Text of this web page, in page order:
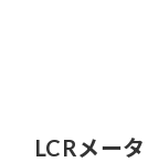
LCRメー